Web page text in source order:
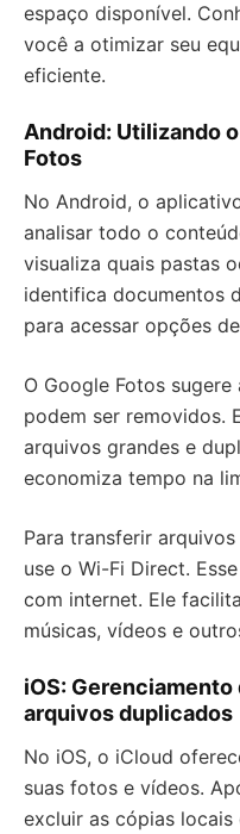
espaço disponível.
você a otimizar seu
eficiente.
Android: Utilizando
Fotos
No Android, o
analisar todo o
visualiza quais pastas
identifica documentos
para acessar opções
O Google Fotos
podem ser removidos.
arquivos grandes e
economiza tempo na
Para transferir
use o Wi-Fi Direct.
com internet. Ele
músicas, vídeos e
iOS:
arquivos duplicados
No iOS, o iCloud
suas fotos e vídeos.
excluir as cópias locais